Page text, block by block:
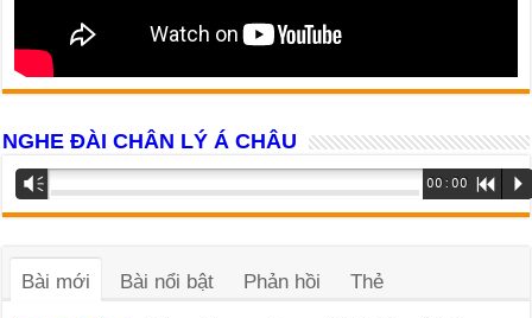
NGHE ĐÀI CHÂN LÝ Á CHÂU
Trình
phát
âm
Vm 00:00 R P
Bài mới Bài nổi bật Phản hồi Thẻ